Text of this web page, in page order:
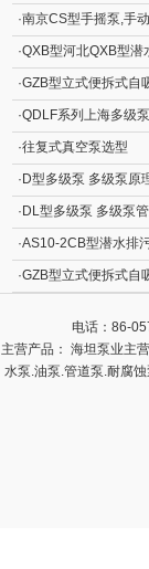
·南京CS型手摇泵,手
·QXB型河北QXB型潜水离心
·GZB型立式便拆式自吸管道油泵
·QDLF系列上海多级泵 轻型不锈钢立
·往复式真空泵选型
· D型多级泵 多级泵原理 D型卧式分
· DL型多级泵 多级泵管道进口 DL型立
·AS10-2CB型潜水排污泵新价格 撕裂式潜水排污
·GZB型立式便拆式自
电话：86-
主营产品： 海坦泵业主
水泵.油泵.管道泵.耐腐